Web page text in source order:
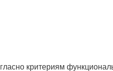
критериям